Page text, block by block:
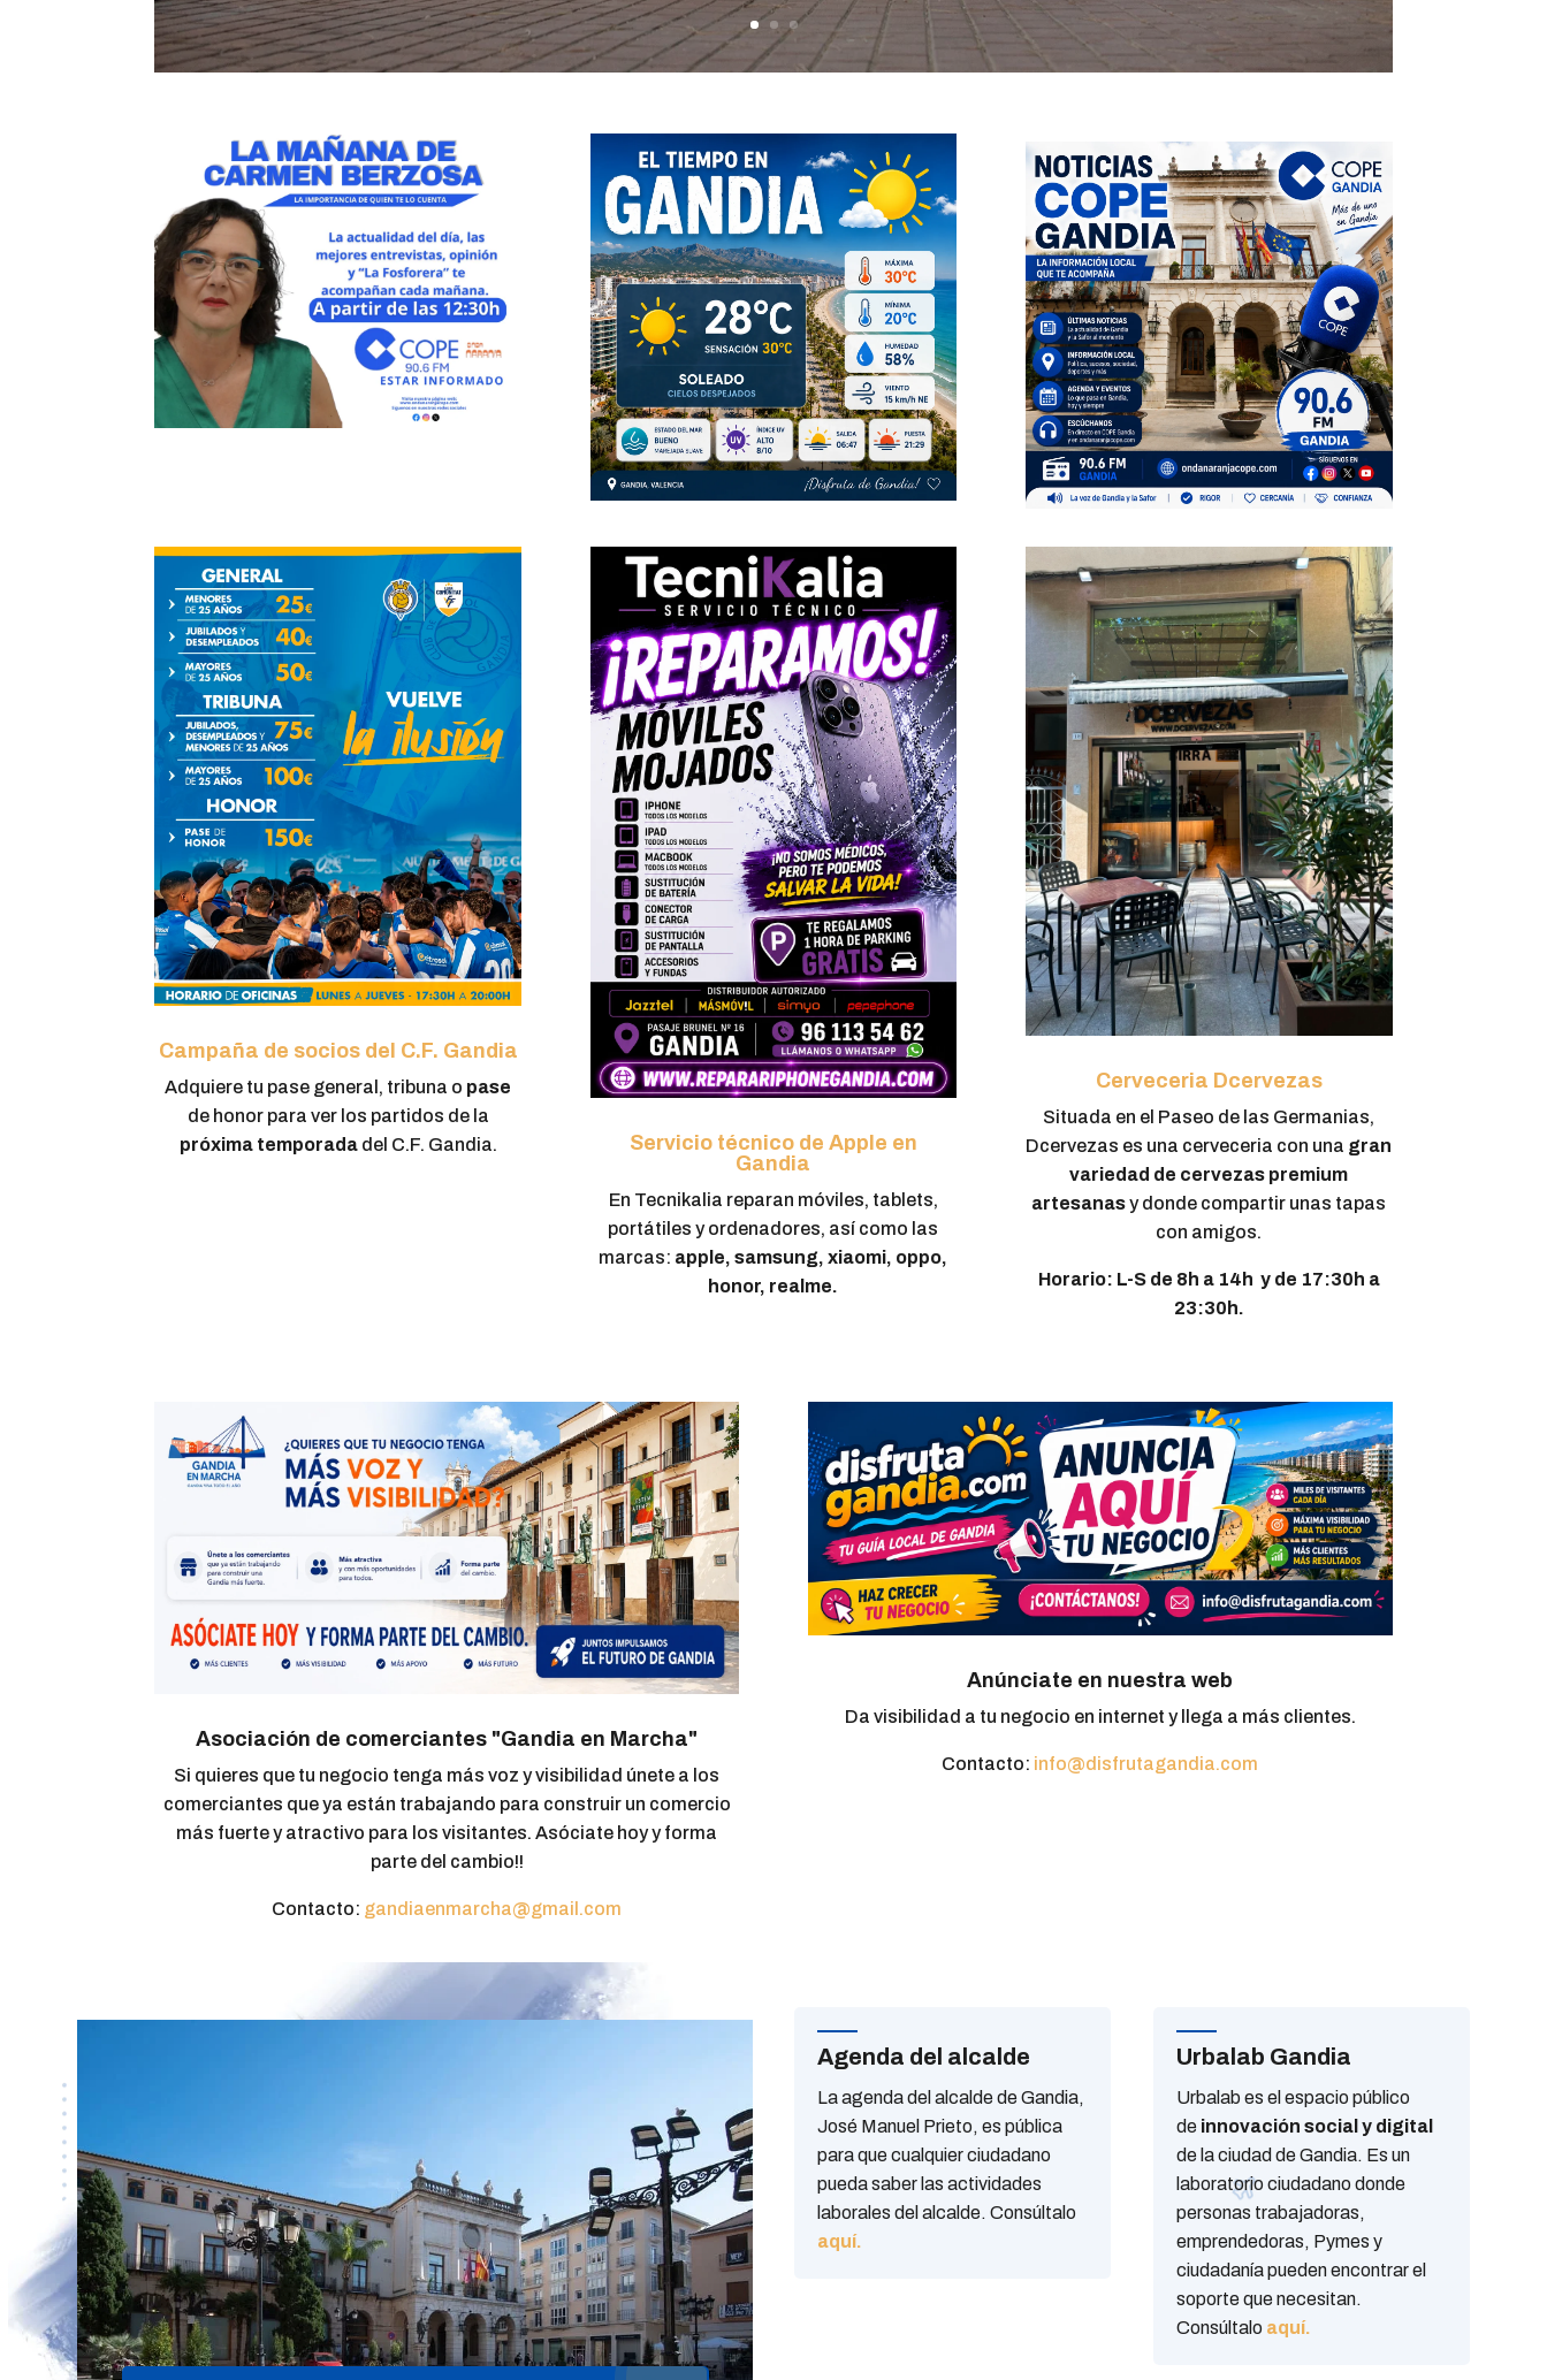
Campaña de socios del C.F. Gandia
Adquiere tu pase general, tribuna o pase
de honor para ver los partidos de la
próxima temporadadel C.F. Gandia.
Servicio técnico de Apple en
Gandia
En Tecnikalia reparan móviles, tablets,
portátiles y ordenadores, así como las
marcas: apple, samsung, xiaomi, oppo,
honor, realme.
Cerveceria Dcervezas
Situada en el Paseo de las Germanias,
Dcervezas es una cerveceria con una gran
variedad de cervezas premium
artesanasy donde compartir unas tapas
con amigos.
Horario: L-S de 8h a 14h y de 17:30h a
23:30h.
Asociación de comerciantes "Gandia en Marcha"
Si quieres que tu negocio tenga más voz y visibilidad únete a los
comerciantes que ya están trabajando para construir un comercio
más fuerte y atractivo para los visitantes. Asóciate hoy y forma
parte del cambio!!
Contacto: gandiaenmarcha@gmail.com
Anúnciate en nuestra web
Da visibilidad a tu negocio en internet y llega a más clientes.
Contacto: info@disfrutagandia.com
Agenda del alcalde
La agenda del alcalde de Gandia,
José Manuel Prieto, es pública
para que cualquier ciudadano
pueda saber las actividades
laborales del alcalde. Consúltalo
aquí.
Urbalab Gandia
Urbalab es el espacio público
de innovación social y digital
de la ciudad de Gandia. Es un
laboratorio ciudadano donde
personas trabajadoras,
emprendedoras, Pymes y
ciudadanía pueden encontrar el
soporte que necesitan.
Consúltalo aquí.